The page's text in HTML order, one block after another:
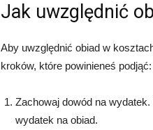
Jak uwzględnić
Aby uwzględnić obiad w
kroków, które powinieneś podjąć:
Zachowaj dowód na
wydatek na obiad.